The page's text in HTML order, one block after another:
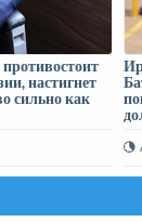
настигнет
сильно как